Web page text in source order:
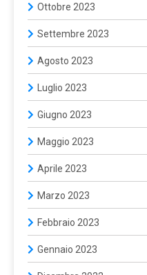
Ottobre 2023
Settembre 2023
Agosto 2023
Luglio 2023
Giugno 2023
Maggio 2023
Aprile 2023
Marzo 2023
Febbraio 2023
Gennaio 2023